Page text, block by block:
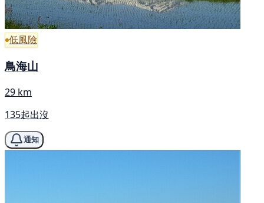
低風險
鳥海山
29 km
135起出沒
通知